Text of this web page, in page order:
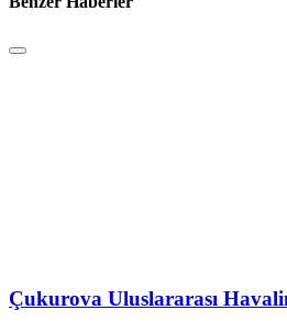
Çukurova Uluslararası